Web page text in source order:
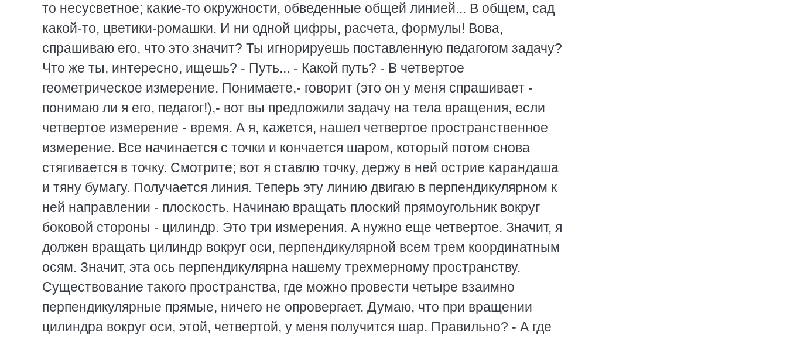
то несусветное; какие-то окружности, обведенные общей линией... В общем, сад
какой-то, цветики-ромашки. И ни одной цифры, расчета, формулы! Вова,
спрашиваю его, что это значит? Ты игнорируешь поставленную педагогом задачу?
Что же ты, интересно, ищешь? - Путь... - Какой путь? - В четвертое
геометрическое измерение. Понимаете,- говорит (это он у меня спрашивает -
понимаю ли я его, педагог!),- вот вы предложили задачу на тела вращения, если
четвертое измерение - время. А я, кажется, нашел четвертое пространственное
измерение. Все начинается с точки и кончается шаром, который потом снова
стягивается в точку. Смотрите; вот я ставлю точку, держу в ней острие карандаша
и тяну бумагу. Получается линия. Теперь эту линию двигаю в перпендикулярном к
ней направлении - плоскость. Начинаю вращать плоский прямоугольник вокруг
боковой стороны - цилиндр. Это три измерения. А нужно еще четвертое. Значит, я
должен вращать цилиндр вокруг оси, перпендикулярной всем трем координатным
осям. Значит, эта ось перпендикулярна нашему трехмерному пространству.
Существование такого пространства, где можно провести четыре взаимно
перпендикулярные прямые, ничего не опровергает. Думаю, что при вращении
цилиндра вокруг оси, этой, четвертой, у меня получится шар. Правильно? - А где